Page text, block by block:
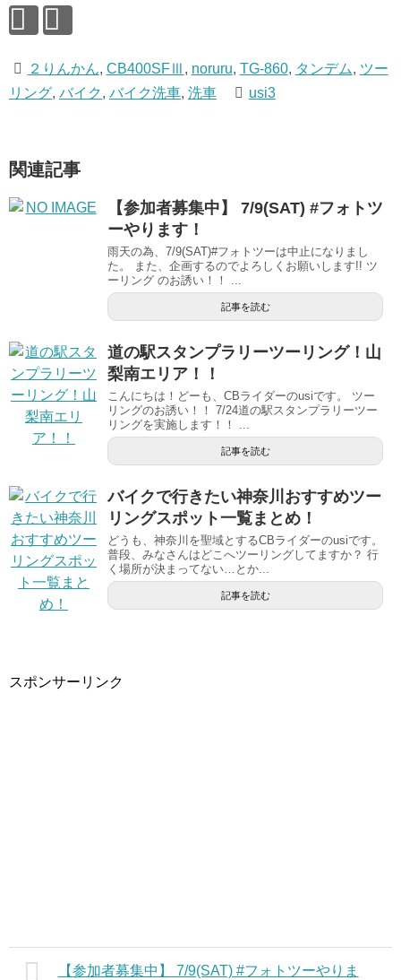
２りんかん, CB400SFⅢ , noruru, TG-860, タンデム, ツー
リング, バイク , バイク洗車, 洗車 usi3
関連記事
【参加者募集中】 7/9(SAT) #フォトツ
ーやります！
雨天の為、7/9(SAT)#フォトツーは中止になりまし
た。 また、企画するのでよろしくお願いします!! ツ
ーリング のお誘い！！ ...
記事を読む
道の駅スタンプラリーツーリング！山
梨南エリア！！
こんにちは！どーも、CBライダーのusiです。 ツー
リングのお誘い！！ 7/24道の駅スタンプラリーツー
リングを実施します！！ ...
記事を読む
バイクで行きたい神奈川おすすめツー
リングスポット一覧まとめ！
どうも、神奈川を聖域とするCBライダーのusiです。
普段、みなさんはどこへツーリングしてますか？ 行
く場所が決まってない…とか...
記事を読む
スポンサーリンク
【参加者募集中】 7/9(SAT) #フォトツーやりま